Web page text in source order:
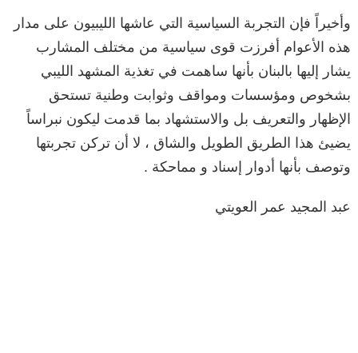
وأخيراً فإن التجربة السياسية التي عاشها الليبيون على مدار
هذه الأعوام أفرزت قوى سياسية من مختلف المشارب
يشار إليها بالبنان بأنها ساهمت في تغذية المشهد الليبي
بشخوص ومؤسسات ومواقف وثوابت وطنية تستحق
الإظهار والتعريف بل والاستشهاد بما قدمت ليكون نبراساً
يضيئ هذا الطريق الطويل والشاق ، لا أن تركن تجربتها
وتوصف بأنها أدوار إسناد و مماحكة .
عبد المجيد عمر العويتي